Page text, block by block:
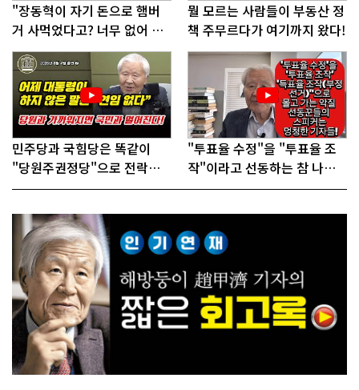
"장동혁이 자기 돈으로 햄버
거 사먹었다고? 너무 없어 보
인다"
뭘 모르는 사람들이 부동산 정
책 주무르다가 여기까지 왔다!
민주당과 국힘당은 똑같이
"당원주권정당"으로 전락했
다!
"투표율 수정"을 "투표율 조
작"이라고 선동하는 참 나쁜
사람들!